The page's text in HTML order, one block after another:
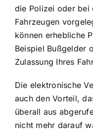
die Polizei oder bei
Fahrzeugen
können erhebliche
Beispiel Bußgelder
Zulassung Ihres
Die elektronische
auch den Vorteil,
überall aus
nicht mehr darauf